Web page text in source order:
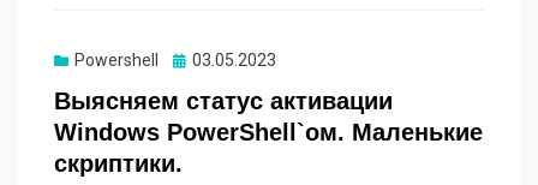
Powershell Опубликовано
03.05.2023
Выясняем статус активации
Windows PowerShell`ом. Маленькие
скриптики.